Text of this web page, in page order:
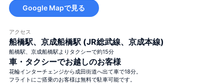
大きな花束
Google Mapで見る
アクセス
船橋駅、京成船橋駅 (JR総武線、京成本線)
船橋駅、京成船橋駅よりタクシーで約15分
車・タクシーでお越しのお客様
花輪インターチェンジから成田街道へ出て車で18分。
フライトにご搭乗のお客様は無料で駐車可能です。